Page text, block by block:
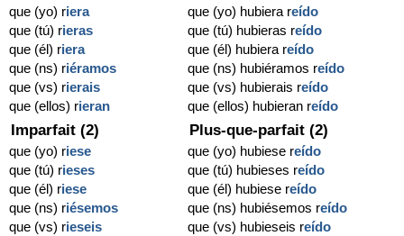
que (yo) riera
que (tú) rieras
que (él) riera
que (ns) riéramos
que (vs) rierais
que (ellos) rieran
que (yo) hubiera reído
que (tú) hubieras reído
que (él) hubiera reído
que (ns) hubiéramos reído
que (vs) hubierais reído
que (ellos) hubieran reído
Imparfait (2)
que (yo) riese
que (tú) rieses
que (él) riese
que (ns) riésemos
que (vs) rieseis
Plus-que-parfait (2)
que (yo) hubiese reído
que (tú) hubieses reído
que (él) hubiese reído
que (ns) hubiésemos reído
que (vs) hubieseis reído